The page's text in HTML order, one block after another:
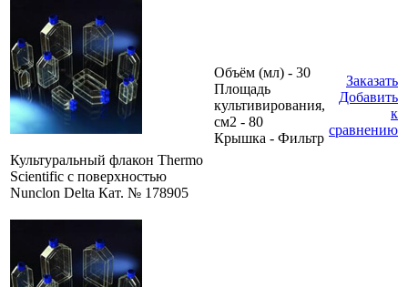
Культуральный флакон Thermo
Scientific с поверхностью
Nunclon Delta Кат. № 178905
Объём (мл) - 30
Площадь
культивирования,
см2 - 80
Крышка - Фильтр
Заказать
Добавить
к
сравнению